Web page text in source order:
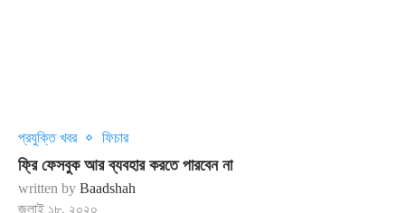
প্রযুক্তি খবর ফিচার
ফ্রি ফেসবুক আর ব্যবহার করতে পারবেন না
written by Baadshah
জুলাই ১৮, ২০২০